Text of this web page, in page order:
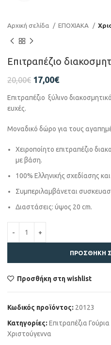
Αρχική σελίδα ΕΠΟΧΙΑΚΑ
Επιτραπέζιο
20,00€ 17,00€
Επιτραπέζιο ξύλινο
ευχές.
Μοναδικό δώρο για τους
Χειροποίητο επιτραπέζιο
με βάση.
100% Ελληνικής σχεδίασης
Συμπεριλαμβάνεται
Διαστάσεις: ύψος 20 cm.
ΠΡΟΣΘΉΚΗ
Προσθήκη στη wishlist
Κωδικός προϊόντος: 20123
Κατηγορίες: Επιτραπέζια
Χριστούγεννα